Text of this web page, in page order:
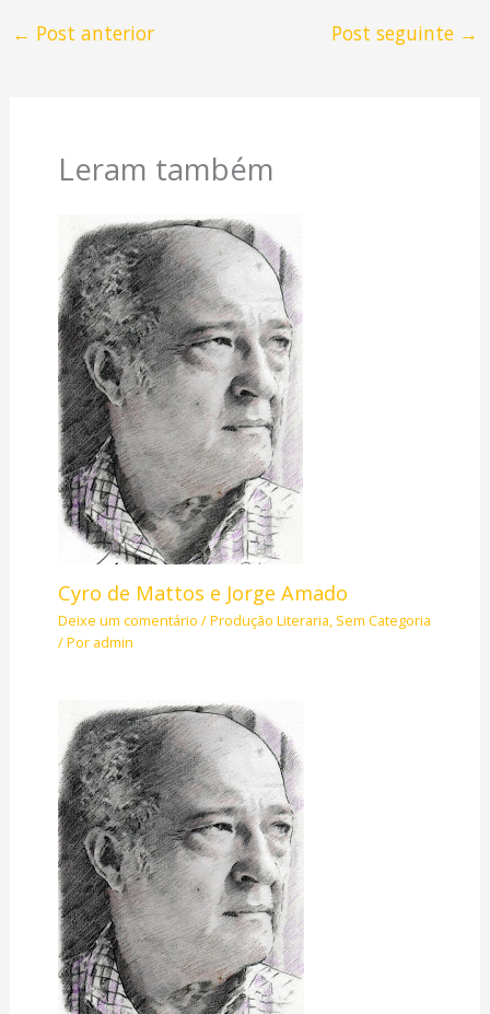
← Post anterior Post seguinte →
Leram também
Cyro de Mattos e Jorge Amado
Deixe um comentário /Produção Literaria, Sem Categoria
/ Por admin